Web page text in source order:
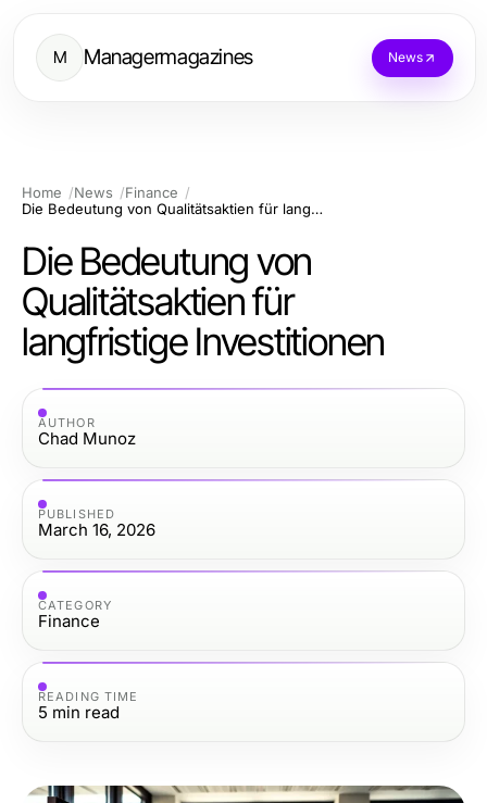
M Managermagazines News
Home News
Finance
Die Bedeutung von Qualitätsaktien für langfristige Investitionen
Die Bedeutung von
Qualitätsaktien für
langfristige Investitionen
AUTHOR
Chad Munoz
PUBLISHED
March 16, 2026
CATEGORY
Finance
READING TIME
5 min read